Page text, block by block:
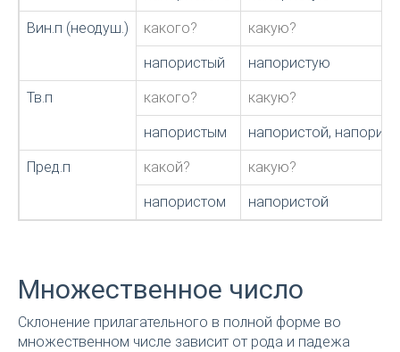
Вин.п (неодуш.) какого? какую?
напористый напористую
Тв.п какого? какую?
напористым напористой,
Пред.п какой? какую?
напористом напористой
Множественное число
Склонение прилагательного в полной форме во
множественном числе зависит от рода и падежа